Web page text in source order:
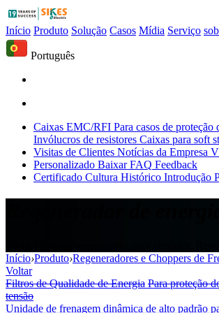
Início Produto Solução Casos Mídia Serviço
Português
Caixas EMC/RFI Para casos de proteção
Invólucros de resistores Caixas para soft
Visitas de Clientes Notícias da Empresa
Personalizado Baixar FAQ Feedback
Certificado Cultura Histórico Introdução
Início›Produto›Regeneradores e Choppers de
Voltar
Filtros de Qualidade de Energia Para proteção
tensão
Unidade de frenagem dinâmica de alto padrão